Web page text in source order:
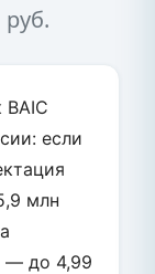
если
млн
— до 4,99